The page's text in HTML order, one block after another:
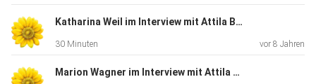
Katharina Weil im Interview mit Attila Budai 02.07.18
30 Minuten vor 8 Jahren
Marion Wagner im Interview mit Attila Budai 21.03.18